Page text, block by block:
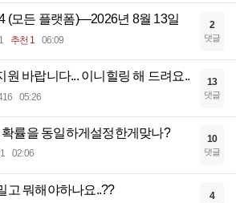
(모든 플랫폼)—2026년 8월 13일
추천 1 06:09
2
댓글
원 바랍니다... 이니힐링 해 드려요..
05:26
13
댓글
률을 동일하게설정한게맞나?
02:06
10
댓글
고 뭐해야하나요..?? 4